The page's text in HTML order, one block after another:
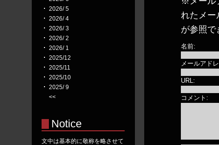
2026/ 5
2026/ 4
2026/ 3
2026/ 2
2026/ 1
2025/12
2025/11
2025/10
2025/ 9
<<
Notice
文中は基本的に敬称を略させて
れたメー
が参照で
名前:
メールアド
URL:
コメント: